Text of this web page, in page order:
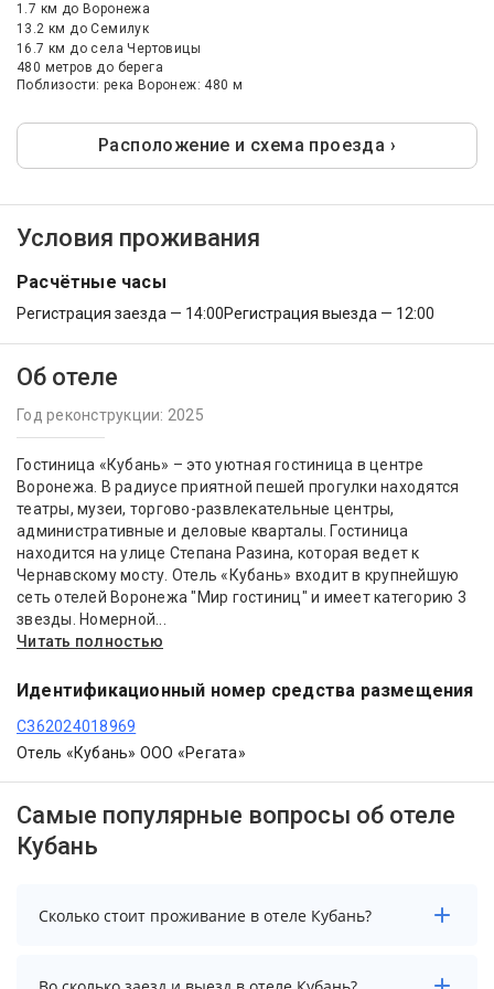
1.7 км до Воронежа
13.2 кмдо Семилук
16.7 кмдо села Чертовицы
480 метров до берега
Поблизости: река Воронеж: 480 м
Расположение и схема проезда ›
Условия проживания
Расчётные часы
Регистрация заезда — 14:00Регистрация выезда — 12:00
Об отеле
Год реконструкции: 2025
Гостиница «Кубань» – это уютная гостиница в центре
Воронежа. В радиусе приятной пешей прогулки находятся
театры, музеи, торгово-развлекательные центры,
административные и деловые кварталы. Гостиница
находится на улице Степана Разина, которая ведет к
Чернавскому мосту. Отель «Кубань» входит в крупнейшую
сеть отелей Воронежа "Мир гостиниц" и имеет категорию 3
звезды. Номерной...
Читать полностью
Идентификационный номер средства размещения
С362024018969
Отель «Кубань» ООО «Регата»
Самые популярные вопросы об отеле
Кубань
Сколько стоит проживание в отеле Кубань?
Стоимость проживания в отеле Кубань начинается от